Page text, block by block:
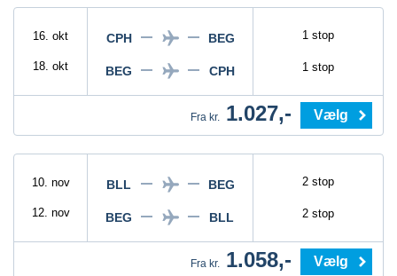
16. okt
18. okt
CPH BEG
BEG CPH
1 stop
1 stop
Fra kr. 1.027,- Vælg
10. nov
12. nov
BLL BEG
BEG BLL
2 stop
2 stop
Fra kr. 1.058,- Vælg